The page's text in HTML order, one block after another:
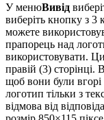
У менюВивід
виберіть кнопку з
можете
прапорець над
використовувати.
правій (3)
щоб вони були вгорі
логотип тільки з
відмова від